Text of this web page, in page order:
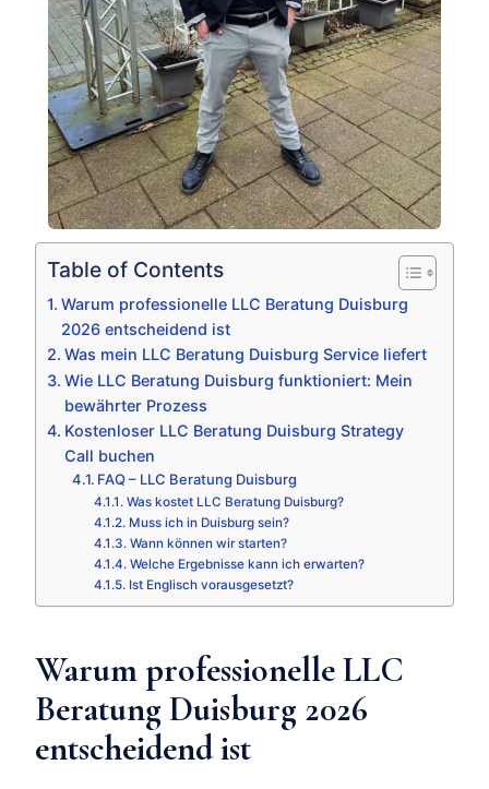
Table of Contents
Warum professionelle LLC Beratung Duisburg
2026 entscheidend ist
Was mein LLC Beratung Duisburg Service liefert
Wie LLC Beratung Duisburg funktioniert: Mein
bewährter Prozess
Kostenloser LLC Beratung Duisburg Strategy
Call buchen
FAQ – LLC Beratung Duisburg
Was kostet LLC Beratung Duisburg?
Muss ich in Duisburg sein?
Wann können wir starten?
Welche Ergebnisse kann ich erwarten?
Ist Englisch vorausgesetzt?
Warum professionelle LLC
Beratung Duisburg 2026
entscheidend ist